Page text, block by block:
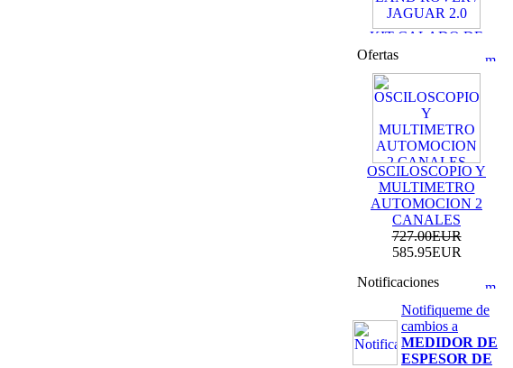
KIT CALADO DE
LAND ROVER /
JAGUAR 2.0
69.99EUR
59.99EUR
---------
KIT DE CALADO
FORD MOTORES
69.99EUR
---------
Ofertas
OSCILOSCOPIO Y
MULTIMETRO
AUTOMOCION 2
CANALES
727.00EUR
585.95EUR
Notificaciones
Notifiqueme de
cambios a
MEDIDOR DE
ESPESOR DE